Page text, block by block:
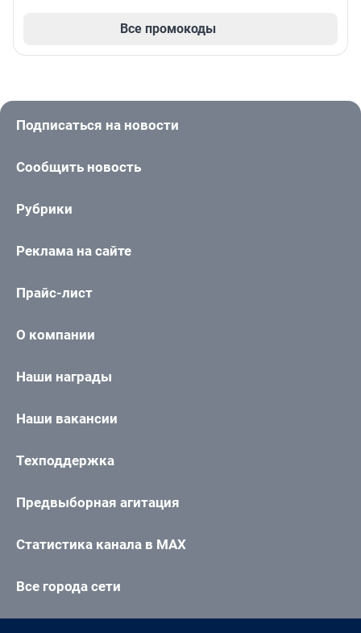
Все промокоды
Подписаться на новости
Сообщить новость
Рубрики
Реклама на сайте
Прайс-лист
О компании
Наши награды
Наши вакансии
Техподдержка
Предвыборная агитация
Статистика канала в MAX
Все города сети